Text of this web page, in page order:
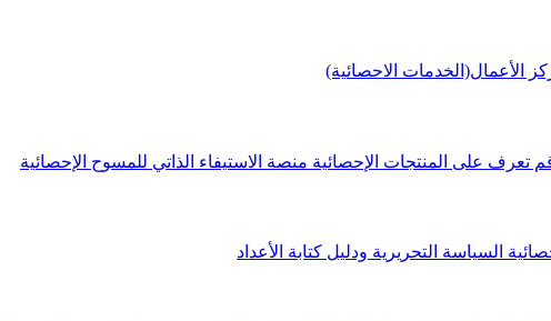
الأعمال(الخدمات الاحصائية)
تعرف على المنتجات الإحصائية منصة الاستيفاء الذاتي للمسوح الإحصائية
السياسة التحريرية ودليل كتابة الأعداد